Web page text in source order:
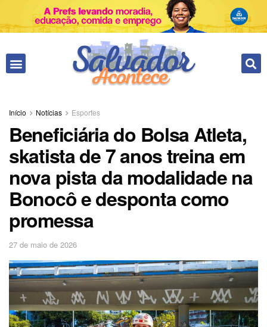
Início Notícias Esportes
Beneficiária do Bolsa Atleta,
skatista de 7 anos treina em
nova pista da modalidade na
Bonocô e desponta como
promessa
27 de maio de 2026